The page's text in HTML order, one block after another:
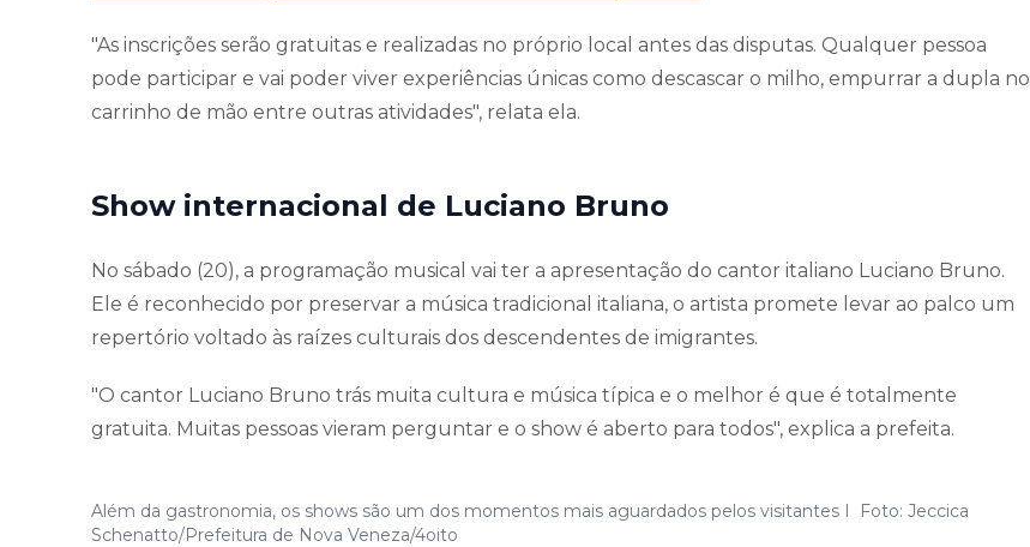
"As inscrições serão gratuitas e realizadas no próprio local antes das disputas. Qualquer pessoa
pode participar e vai poder viver experiências únicas como descascar o milho, empurrar a dupla no
carrinho de mão entre outras atividades", relata ela.
Show internacional de Luciano Bruno
No sábado (20), a programação musical vai ter a apresentação do cantor italiano Luciano Bruno.
Ele é reconhecido por preservar a música tradicional italiana, o artista promete levar ao palco um
repertório voltado às raízes culturais dos descendentes de imigrantes.
"O cantor Luciano Bruno trás muita cultura e música típica e o melhor é que é totalmente
gratuita. Muitas pessoas vieram perguntar e o show é aberto para todos", explica a prefeita.
Além da gastronomia, os shows são um dos momentos mais aguardados pelos visitantes I Foto: Jeccica
Schenatto/Prefeitura de Nova Veneza/4oito